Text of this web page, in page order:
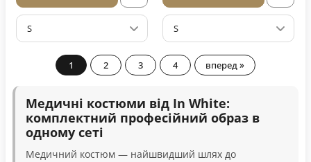
S S
1 2 3 4 вперед »
Медичні костюми від In White:
комплектний професійний образ в
одному сеті
Медичний костюм — найшвидший шлях до